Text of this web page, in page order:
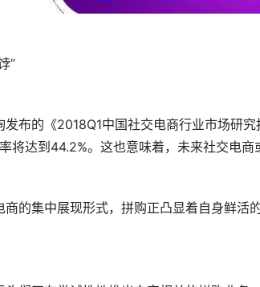
”
将达到44.2%。这也意味着，未来社交电商